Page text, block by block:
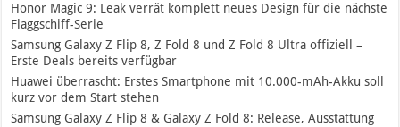
Honor Magic 9: Leak verrät komplett neues Design für die nächste
Flaggschiff-Serie
Samsung Galaxy Z Flip 8, Z Fold 8 und Z Fold 8 Ultra offiziell –
Erste Deals bereits verfügbar
Huawei überrascht: Erstes Smartphone mit 10.000-mAh-Akku soll
kurz vor dem Start stehen
Samsung Galaxy Z Flip 8 & Galaxy Z Fold 8: Release, Ausstattung